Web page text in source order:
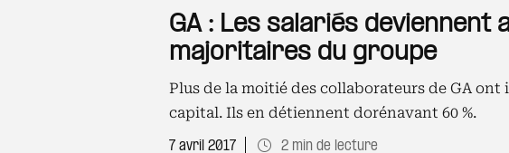
GA : Les salariés deviennent
majoritaires du groupe
Plus de la moitié des collaborateurs de GA
capital. Ils en détiennent dorénavant 60 %.
7 avril 2017 2 min de lecture